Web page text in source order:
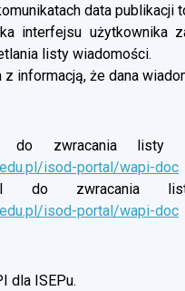
data
interfejsu użytkownika
listy wiadomości.
z informacją, że dana
do zwracania listy
isod-portal/wapi-doc
do zwracania listy
isod-portal/wapi-doc
dla ISEPu.